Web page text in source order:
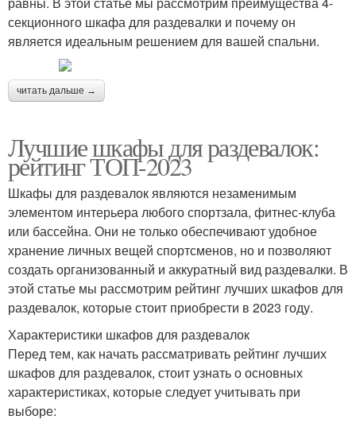
секционного шкафа для раздевалки и почему он
является идеальным решением для вашей спальни.
читать дальше →
Лучшие шкафы для раздевалок:
рейтинг ТОП-2023
Шкафы для раздевалок являются незаменимым
элементом интерьера любого спортзала, фитнес-клуба
или бассейна. Они не только обеспечивают удобное
хранение личных вещей спортсменов, но и позволяют
создать организованный и аккуратный вид раздевалки. В
этой статье мы рассмотрим рейтинг лучших шкафов для
раздевалок, которые стоит приобрести в 2023 году.
Характеристики шкафов для раздевалок
Перед тем, как начать рассматривать рейтинг лучших
шкафов для раздевалок, стоит узнать о основных
характеристиках, которые следует учитывать при
выборе: